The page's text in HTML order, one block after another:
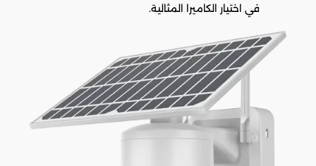
في اختيار الكاميرا المثالية.